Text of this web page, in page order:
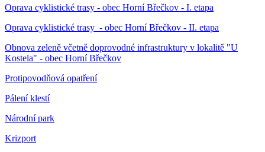
Oprava cyklistické trasy - obec Horní Břečkov - I. etapa
Oprava cyklistické trasy - obec Horní Břečkov - II. etapa
Obnova zeleně včetně doprovodné infrastruktury v lokalitě "U
Kostela" - obec Horní Břečkov
Protipovodňová opatření
Pálení klestí
Národní park
Krizport